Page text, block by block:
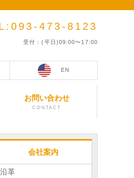
473-8123
受付：(平日)09:00〜17:00
EN
お問い合わせ
CONTACT
会社案内
沿革